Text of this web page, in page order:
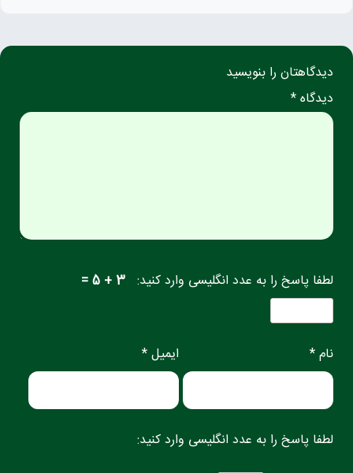
دیدگاهتان را بنویسید
دیدگاه *
لطفا پاسخ را به عدد انگلیسی وارد کنید: 3 + 5 =
نام * ایمیل *
لطفا پاسخ را به عدد انگلیسی وارد کنید: